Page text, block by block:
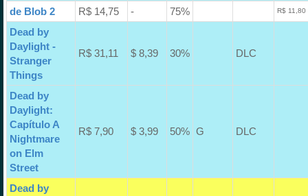
de Blob 2
R$ 14,75 - 75% R$
Dead by
Daylight -
Stranger
Things
R$ 31,11 $ 8,39 30% DLC
Dead by
Daylight:
Capítulo A
Nightmare
on Elm
Street
R$ 7,90 $ 3,99 50% G DLC
Dead by